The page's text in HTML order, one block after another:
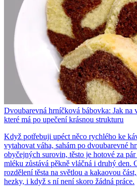
Dvoubarevná hrníčková bábovka: Jak na
které má po upečení krásnou strukturu
Když potřebuji upéct něco rychlého ke
vytahovat váha, sahám po dvoubarevné
obyčejných surovin, těsto je hotové za
mléku zůstává pěkně vláčná i druhý den.
rozdělení těsta na světlou a kakaovou
hezky, i když s ní není skoro žádná práce.